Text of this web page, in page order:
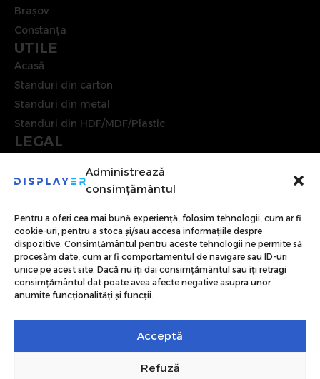
Administrează
consimțământul
Pentru a oferi cea mai bună experiență, folosim tehnologii, cum ar fi
cookie-uri, pentru a stoca și/sau accesa informațiile despre
dispozitive. Consimțământul pentru aceste tehnologii ne permite să
procesăm date, cum ar fi comportamentul de navigare sau ID-uri
unice pe acest site. Dacă nu îți dai consimțământul sau îți retragi
consimțământul dat poate avea afecte negative asupra unor
anumite funcționalități și funcții.
Acceptă
Refuză
Brașov
Constanța
UTILE
Acasă
Standuri din carton
Standuri din metal
Standuri din HDF/MDF/Plastic
LEGAL
Politica de confidențialitate
Contact
Toate drepturile rezervateDisplayer 2025 | Web design by Website Factory